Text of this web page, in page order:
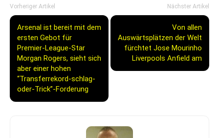
Vorheriger Artikel
Arsenal ist bereit mit dem
ersten Gebot für
Premier-League-Star
Morgan Rogers, sieht sich
aber einer hohen
“Transferrekord-schlag-
oder-Trick”-Forderung
Nächster Artikel
Von allen
Auswärtsplätzen der Welt
fürchtet Jose Mourinho
Liverpools Anfield am